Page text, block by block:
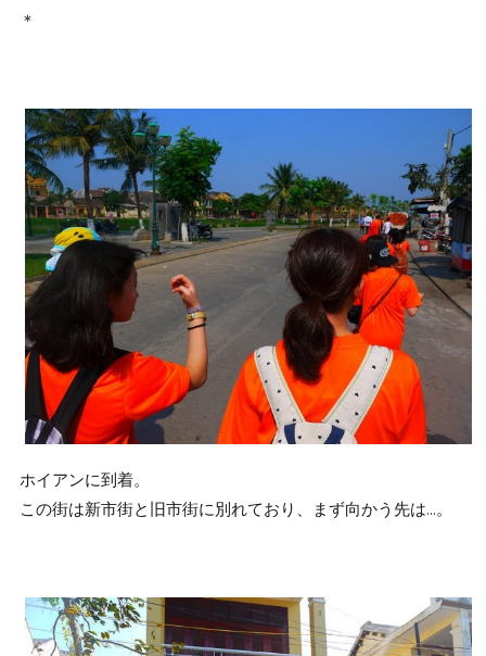
＊
ホイアンに到着。
この街は新市街と旧市街に別れており、まず向かう先は…。